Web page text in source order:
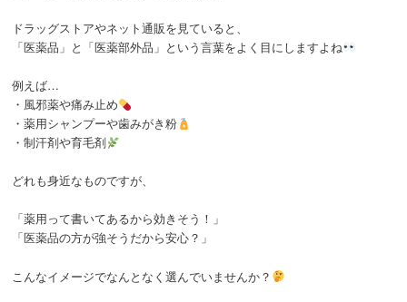
ドラッグストアやネット通販を見ていると、
「医薬品」と「医薬部外品」という言葉をよく目にしますよね
例えば…
・風邪薬や痛み止め
・薬用シャンプーや歯みがき粉
・制汗剤や育毛剤
どれも身近なものですが、
「薬用って書いてあるから効きそう！」
「医薬品の方が強そうだから安心？」
こんなイメージでなんとなく選んでいませんか？